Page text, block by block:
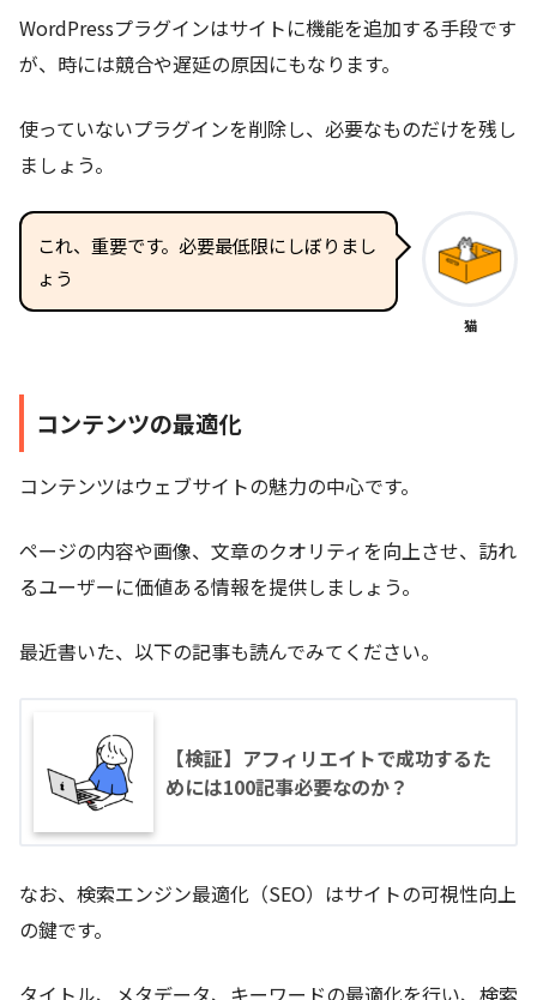
WordPressプラグインはサイトに機能を追加する手段です
が、時には競合や遅延の原因にもなります。
使っていないプラグインを削除し、必要なものだけを残し
ましょう。
これ、重要です。必要最低限にしぼりまし
ょう
猫
コンテンツの最適化
コンテンツはウェブサイトの魅力の中心です。
ページの内容や画像、文章のクオリティを向上させ、訪れ
るユーザーに価値ある情報を提供しましょう。
最近書いた、以下の記事も読んでみてください。
【検証】アフィリエイトで成功するた
めには100記事必要なのか？
なお、検索エンジン最適化（SEO）はサイトの可視性向上
の鍵です。
タイトル、メタデータ、キーワードの最適化を行い、検索